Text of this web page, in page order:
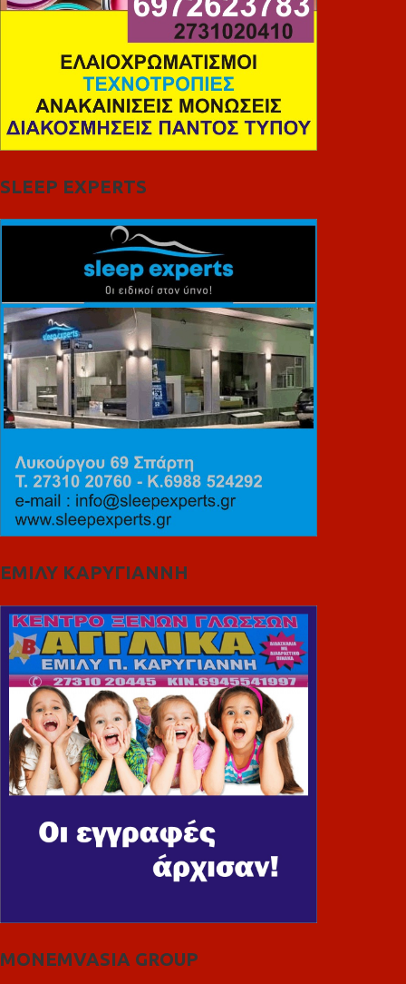
SLEEP EXPERTS
ΕΜΙΛΥ ΚΑΡΥΓΙΑΝΝΗ
MONEMVASIA GROUP